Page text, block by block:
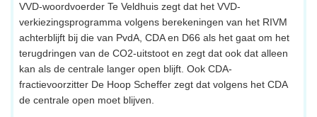
VVD-woordvoerder Te Veldhuis zegt dat het VVD-
verkiezingsprogramma volgens berekeningen van het RIVM
achterblijft bij die van PvdA, CDA en D66 als het gaat om het
terugdringen van de CO2-uitstoot en zegt dat ook dat alleen
kan als de centrale langer open blijft. Ook CDA-
fractievoorzitter De Hoop Scheffer zegt dat volgens het CDA
de centrale open moet blijven.